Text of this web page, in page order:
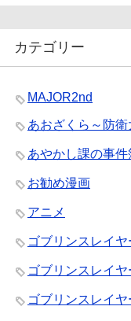
カテゴリー
MAJOR2nd
あおざくら～防衛
あやかし課の事件
お勧め漫画
アニメ
ゴブリンスレイヤ
ゴブリンスレイ
ゴブリンスレイ